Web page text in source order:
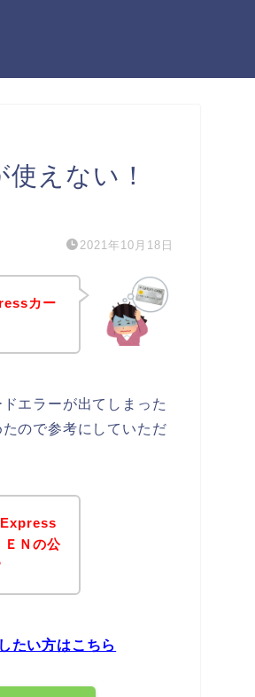
えない！
2021年10月18日
カー
エラーが出てしまった
ので参考にしていただ
ＥＮの公
たい方はこちら